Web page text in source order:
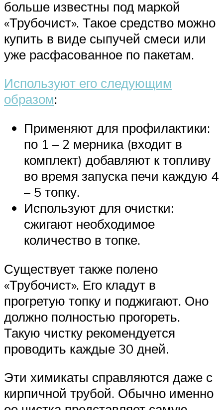
больше известны под маркой
«Трубочист». Такое средство можно
купить в виде сыпучей смеси или
уже расфасованное по пакетам.
Используют его следующим
образом:
Применяют для профилактики:
по 1 – 2 мерника (входит в
комплект) добавляют к топливу
во время запуска печи каждую 4
– 5 топку.
Используют для очистки:
сжигают необходимое
количество в топке.
Существует также полено
«Трубочист». Его кладут в
прогретую топку и поджигают. Оно
должно полностью прогореть.
Такую чистку рекомендуется
проводить каждые 30 дней.
Эти химикаты справляются даже с
кирпичной трубой. Обычно именно